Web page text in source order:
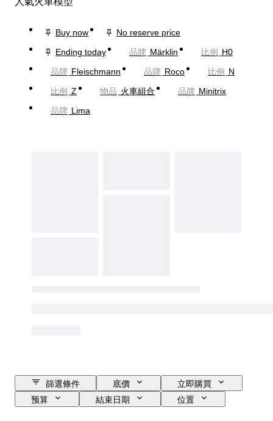
Buy now
No reserve price
Ending today
品牌 Märklin 比例
H0
品牌 Fleischmann 品牌 Roco 比例
N
比例 Z 物品 火車組合 品牌 Minitrix
品牌 Lima
篩選條件 底價
立即購買
预算
結束日期
位置